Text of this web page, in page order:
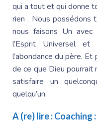
qui a tout et qui donne
rien . Nous
nous faisons Un
l’Esprit Universel
l’abondance du père.
de ce que Dieu pourrait
satisfaire un
quelqu’un.
A (re) lire :Coaching